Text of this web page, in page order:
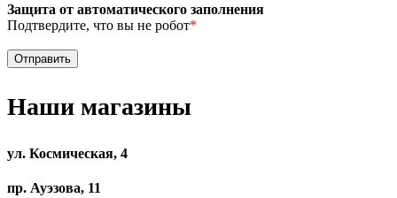
Защита от автоматического заполнения
Подтвердите, что вы не робот*
Наши магазины
ул. Космическая, 4
пр. Ауэзова, 11